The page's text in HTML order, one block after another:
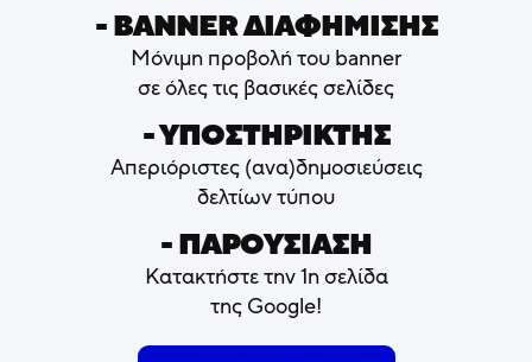
- ΒΑNNER ΔΙΑΦΗΜΙΣΗΣ
Μόνιμη προβολή του banner
σε όλες τις βασικές σελίδες
- ΥΠΟΣΤΗΡΙΚΤΗΣ
Απεριόριστες (ανα)δημοσιεύσεις
δελτίων τύπου
- ΠΑΡΟΥΣΙΑΣΗ
Κατακτήστε την 1η σελίδα
της Google!